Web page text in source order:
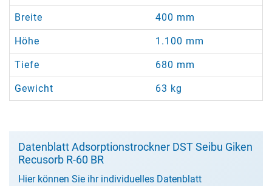
Breite 400 mm
Höhe 1.100 mm
Tiefe 680 mm
Gewicht 63 kg
Datenblatt Adsorptionstrockner DST Seibu Giken
Recusorb R-60 BR
Hier können Sie ihr individuelles Datenblatt